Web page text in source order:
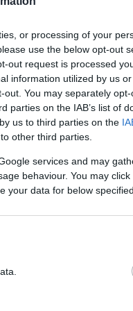
or processing of your
use the below opt-out
out request is processed
information utilized by us
You may separately
parties on the IAB’s list of
us to third parties on the
other third parties.
services and may
behaviour. You may
your data for below
προγραμματισμένη
στην περιοχή της
τις δυνάμεις τους